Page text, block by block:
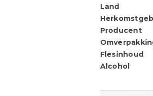
Land
Producent
Flesinhoud
Alcohol